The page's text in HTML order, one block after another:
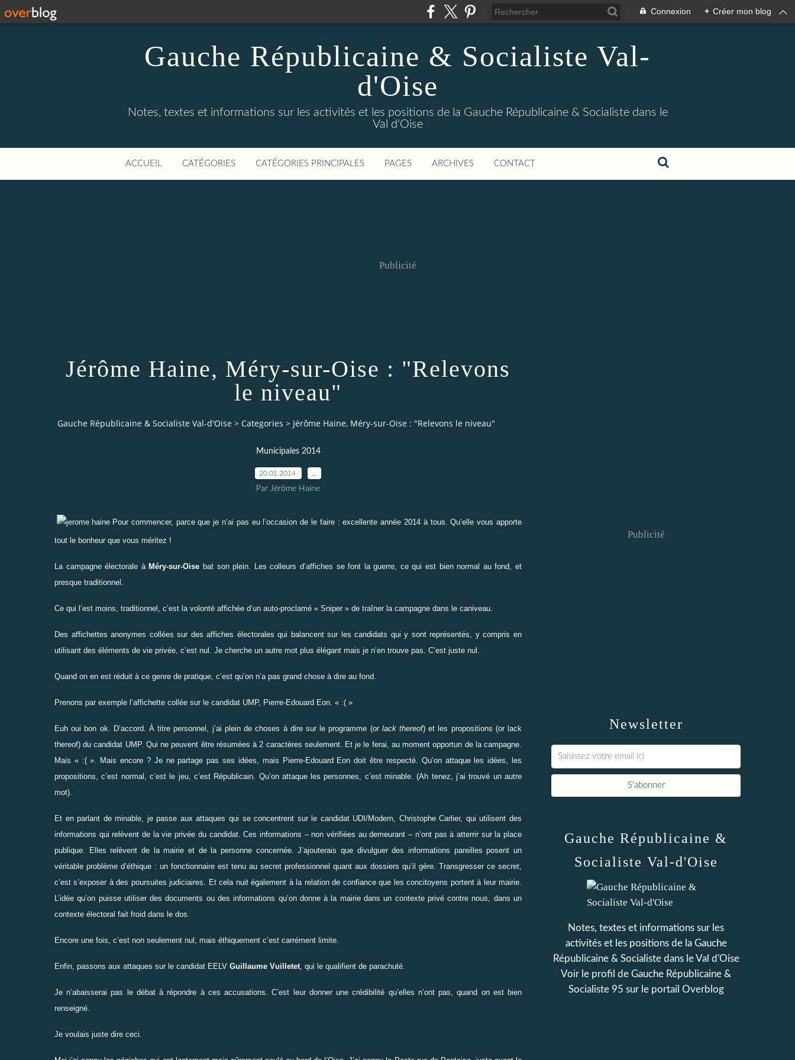
Connexion + Créer mon blog
Gauche Républicaine & Socialiste Val-
d'Oise
Notes, textes et informations sur les activités et les positions de la Gauche Républicaine & Socialiste dans le
Val d'Oise
ACCUEIL CATÉGORIES CATÉGORIES PRINCIPALES PAGES ARCHIVES CONTACT
Publicité
Jérôme Haine, Méry-sur-Oise : "Relevons
le niveau"
Gauche Républicaine & Socialiste Val-d'Oise > Categories > Jérôme Haine, Méry-sur-Oise : "Relevons le niveau"
Municipales 2014
20.01.2014
Par Jérôme Haine
Pour commencer, parce que je n’ai pas eu l’occasion de le faire : excellente année 2014 à tous. Qu’elle vous apporte
tout le bonheur que vous méritez !
La campagne électorale à Méry-sur-Oise bat son plein. Les colleurs d’affiches se font la guerre, ce qui est bien normal au fond, et
presque traditionnel.
Ce qui l’est moins, traditionnel, c’est la volonté affichée d’un auto-proclamé « Sniper » de traîner la campagne dans le caniveau.
Des affichettes anonymes collées sur des affiches électorales qui balancent sur les candidats qui y sont représentés, y compris en
utilisant des éléments de vie privée, c’est nul. Je cherche un autre mot plus élégant mais je n’en trouve pas. C’est juste nul.
Quand on en est réduit à ce genre de pratique, c’est qu’on n’a pas grand chose à dire au fond.
Prenons par exemple l’affichette collée sur le candidat UMP, Pierre-Edouard Eon. « :( »
Euh oui bon ok. D’accord. À titre personnel, j’ai plein de choses à dire sur le programme (or lack thereof) et les propositions (or lack
thereof) du candidat UMP. Qui ne peuvent être résumées à 2 caractères seulement. Et je le ferai, au moment opportun de la campagne.
Mais « :( ». Mais encore ? Je ne partage pas ses idées, mais Pierre-Edouard Eon doit être respecté. Qu’on attaque les idées, les
propositions, c’est normal, c’est le jeu, c’est Républicain. Qu’on attaque les personnes, c’est minable. (Ah tenez, j’ai trouvé un autre
mot).
Et en parlant de minable, je passe aux attaques qui se concentrent sur le candidat UDI/Modem, Christophe Carlier, qui utilisent des
informations qui relèvent de la vie privée du candidat. Ces informations – non vérifiées au demeurant – n’ont pas à atterrir sur la place
publique. Elles relèvent de la mairie et de la personne concernée. J’ajouterais que divulguer des informations pareilles posent un
véritable problème d’éthique : un fonctionnaire est tenu au secret professionnel quant aux dossiers qu’il gère. Transgresser ce secret,
c’est s’exposer à des poursuites judiciaires. Et cela nuit également à la relation de confiance que les concitoyens portent à leur mairie.
L’idée qu’on puisse utiliser des documents ou des informations qu’on donne à la mairie dans un contexte privé contre nous, dans un
contexte électoral fait froid dans le dos.
Encore une fois, c’est non seulement nul, mais éthiquement c’est carrément limite.
Enfin, passons aux attaques sur le candidat EELV Guillaume Vuilletet , qui le qualifient de parachuté.
Je n’abaisserai pas le débat à répondre à ces accusations. C’est leur donner une crédibilité qu’elles n’ont pas, quand on est bien
renseigné.
Je voulais juste dire ceci.
Newsletter
Publicité
Gauche Républicaine &
Socialiste Val-d'Oise
Notes, textes et informations sur les
activités et les positions de la Gauche
Républicaine & Socialiste dans le Val d'Oise
Voir le profil de Gauche Républicaine &
Socialiste 95 sur le portail Overblog